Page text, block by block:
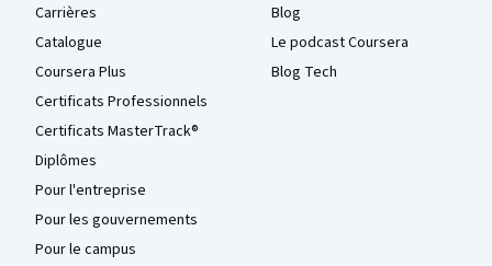
Carrières
Catalogue
Coursera Plus
Certificats Professionnels
Certificats MasterTrack®
Diplômes
Pour l'entreprise
Pour les gouvernements
Pour le campus
Blog
Le podcast Coursera
Blog Tech